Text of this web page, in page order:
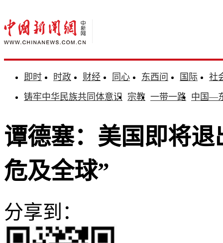
即时 时政 财经 同心 东西问 国际
社
铸牢中华民族共同体意识 宗教 一带一路 中国—
谭德塞：美国即将
危及全球”
分享到：